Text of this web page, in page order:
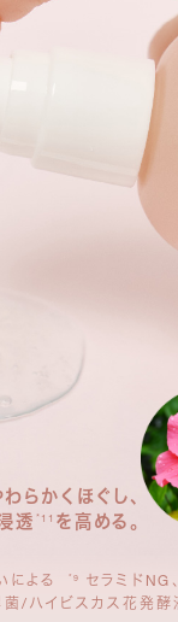
らかくほぐし、
透 *11 を高める。
による *9
セラミドNG
菌/ハイビスカス花発